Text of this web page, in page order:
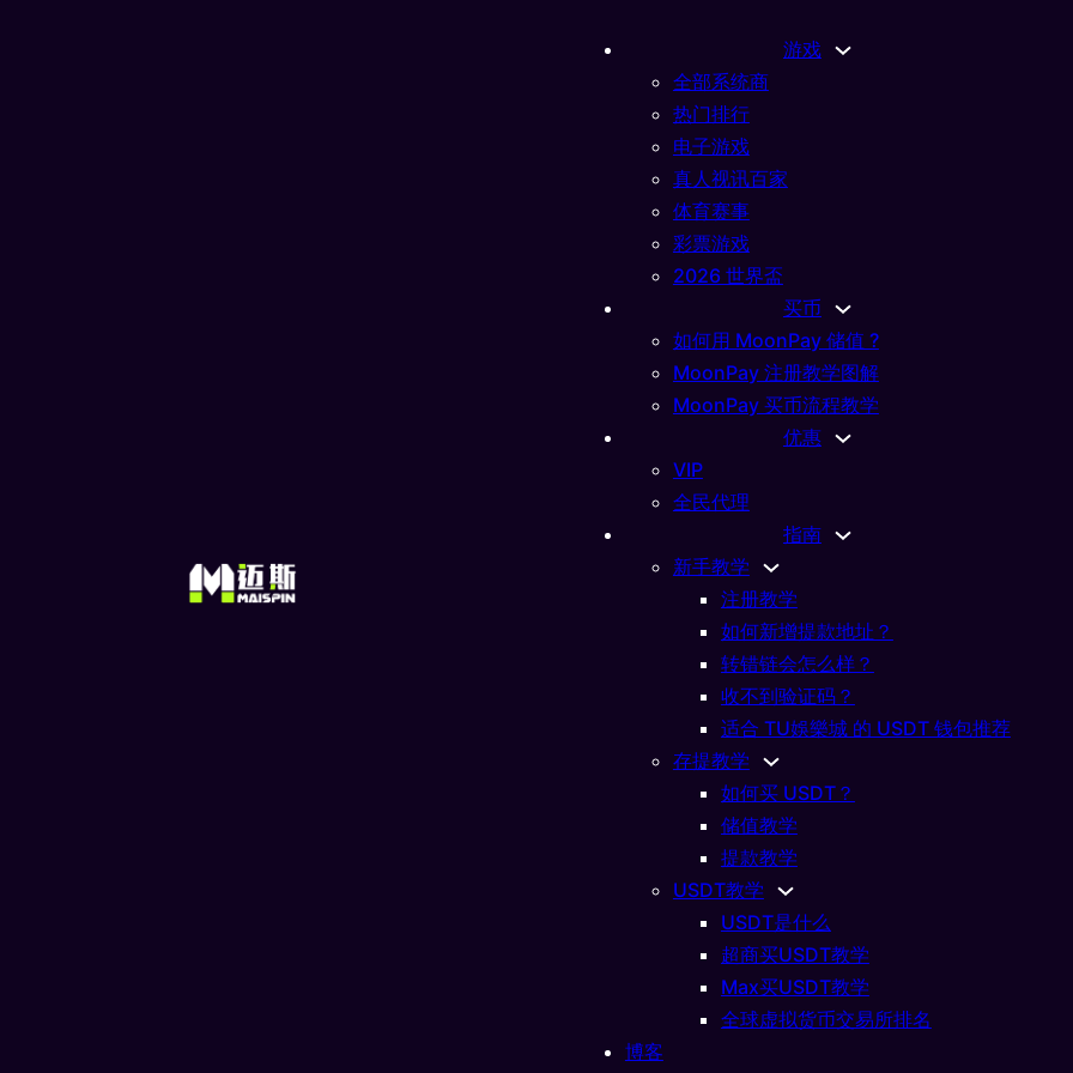
游戏
全部系统商
热门排行
电子游戏
真人视讯百家
体育赛事
彩票游戏
2026 世界盃
买币
如何用 MoonPay 储值 ?
MoonPay 注册教学图解
MoonPay 买币流程教学
优惠
VIP
全民代理
指南
新手教学
注册教学
如何新增提款地址？
转错链会怎么样？
收不到验证码？
适合 TU娛樂城 的 USDT 钱包推荐
存提教学
如何买 USDT？
储值教学
提款教学
USDT教学
USDT是什么
超商买USDT教学
Max买USDT教学
全球虚拟货币交易所排名
博客
USDT教学
ETC 是什么？ Ethereum Classic 与
04/17/2026